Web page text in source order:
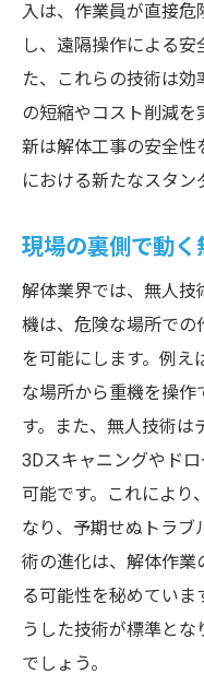
入は、作業員が直接
し、遠隔操作による安
た、これらの技術は
の短縮やコスト削減を
新は解体工事の安全性
における新たなスタン
現場の裏側で動
解体業界では、無人技
機は、危険な場所での
を可能にします。例え
な場所から重機を操作
す。また、無人技術は
3Dスキャニングやド
可能です。これにより
なり、予期せぬトラブ
術の進化は、解体作業
る可能性を秘めていま
うした技術が標準と
でしょう。